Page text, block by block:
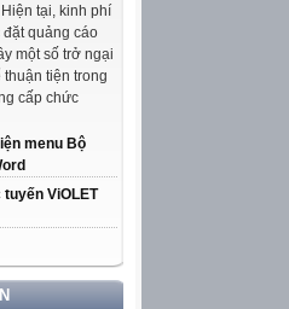
tại, kinh phí
quảng cáo
một số trở ngại
thuận tiện trong
cấp chức
menu Bộ
ViOLET